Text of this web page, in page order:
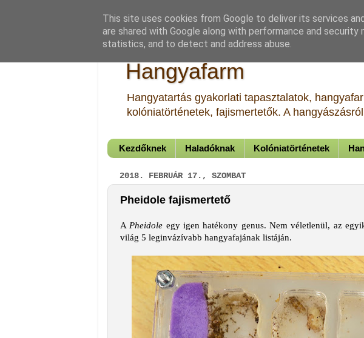
Hangyafarm
Hangyatartás gyakorlati tapasztalatok,
kolóniatörténetek, fajismertetők. A
Kezdőknek Haladóknak Kolóniatörténetek
2018. FEBRUÁR 17., SZOMBAT
Pheidole fajismertető
A Pheidole egy igen hatékony genus. Nem véletlenül, az
világ 5 leginvázívabb hangyafajának listáján.
This site uses cookies from Google to deliver its services
are shared with Google along with performance and
statistics, and to detect and address abuse.